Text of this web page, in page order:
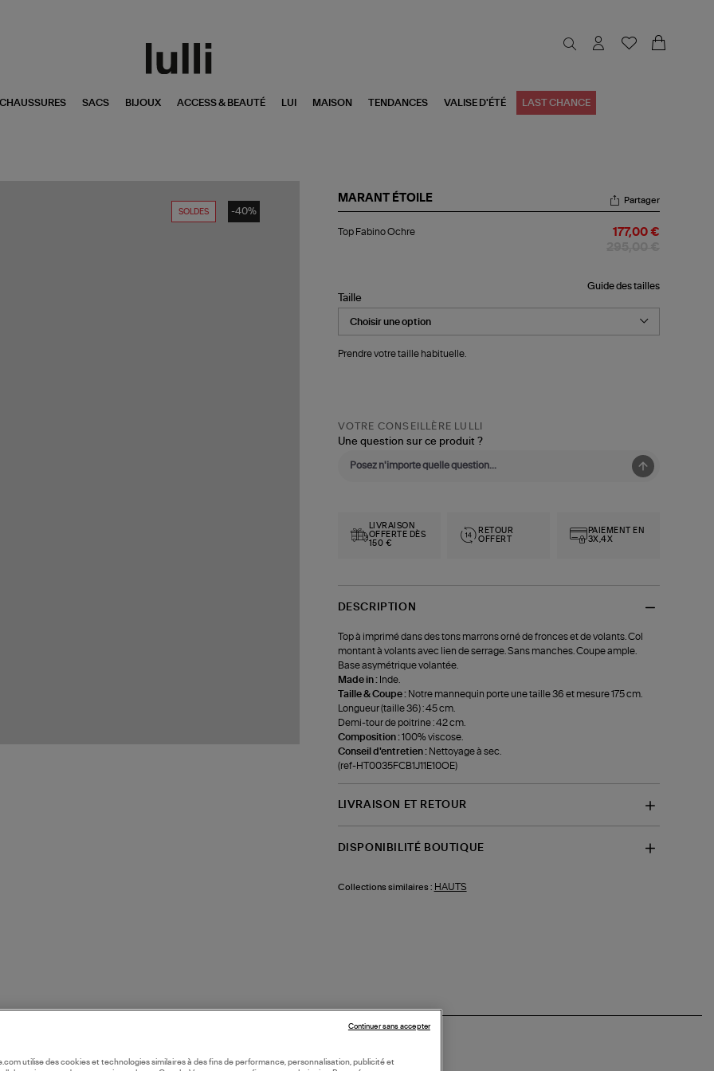
CHAUSSURES SACS BIJOUX ACCESS & BEAUTÉ LUI MAISON TENDANCES VALISE D'ÉTÉ LAST CHANCE
SOLDES -40%
MARANT ÉTOILE
Fabino
Partager
Top Fabino Ochre 177,00 €
Guide des tailles
Taille
Prendre votre taille habituelle.
VOTRE CONSEILLÈRE LULLI
Une question sur ce produit ?
LIVRAISON
OFFERTE DÈS
150 €
RETOUR
OFFERT
PAIEMENT EN
3X,4X
DESCRIPTION
Top à imprimé dans des tons marrons orné de fronces et de volants. Col
montant à volants avec lien de serrage. Sans manches. Coupe ample.
Base asymétrique volantée.
Made in : Inde.
Taille & Coupe : Notre mannequin porte une taille 36 et mesure 175 cm.
Longueur (taille 36) : 45 cm.
Demi-tour de poitrine : 42 cm.
Composition :100% viscose.
Conseil d'entretien : Nettoyage à sec.
(ref-HT0035FCB1J11E10OE)
LIVRAISON ET RETOUR
DISPONIBILITÉ BOUTIQUE
Collections similaires : HAUTS
utilise des cookies et technologies similaires à des fins de performance, personnalisation, publicité et
Continuer sans accepter